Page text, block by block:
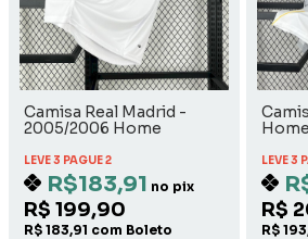
Camisa Real Madrid -
2005/2006 Home
LEVE 3 PAGUE 2
R$183,91 no pix
R$ 199,90
R$ 183,91 com Boleto
LEVE 3
R$
R$